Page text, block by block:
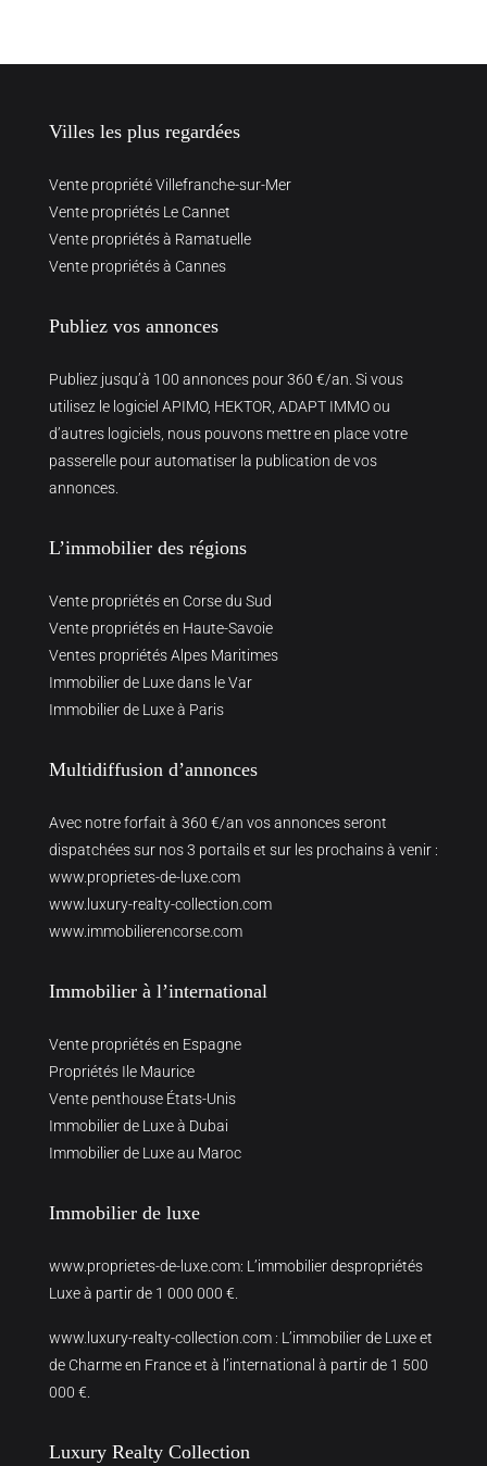
Villes les plus regardées
Vente propriété Villefranche-sur-Mer
Vente propriétés Le Cannet
Vente propriétés à Ramatuelle
Vente propriétés à Cannes
Publiez vos annonces
Publiez jusqu’à 100 annonces pour 360 €/an. Si vous
utilisez le logiciel APIMO, HEKTOR, ADAPT IMMO ou
d’autres logiciels, nous pouvons mettre en place votre
passerelle pour automatiser la publication de vos
annonces.
L’immobilier des régions
Vente propriétés en Corse du Sud
Vente propriétés en Haute-Savoie
Ventes propriétés Alpes Maritimes
Immobilier de Luxe dans le Var
Immobilier de Luxe à Paris
Multidiffusion d’annonces
Avec notre forfait à 360 €/an vos annonces seront
dispatchées sur nos 3 portails et sur les prochains à venir :
www.proprietes-de-luxe.com
www.luxury-realty-collection.com
www.immobilierencorse.com
Immobilier à l’international
Vente propriétés en Espagne
Propriétés Ile Maurice
Vente penthouse États-Unis
Immobilier de Luxe à Dubai
Immobilier de Luxe au Maroc
Immobilier de luxe
www.proprietes-de-luxe.com: L’immobilier despropriétés
Luxe à partir de 1 000 000 €.
www.luxury-realty-collection.com : L’immobilier de Luxe et
de Charme en France et à l’international à partir de 1 500
000 €.
Luxury Realty Collection